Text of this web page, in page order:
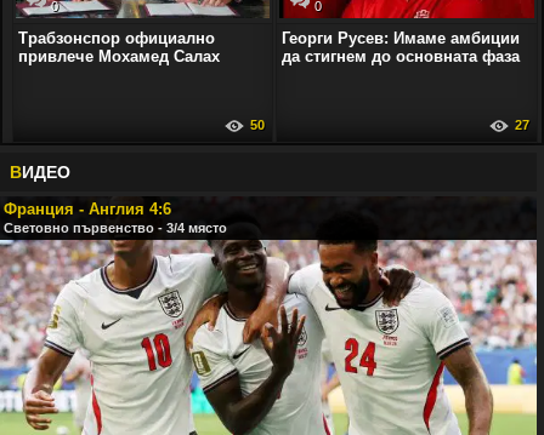
0
Трабзонспор официално
привлече Мохамед Салах
50
0
Георги Русев: Имаме амбиции
да стигнем до основната фаза
27
ВИДЕО
Франция - Англия 4:6
Световно първенство - 3/4 място